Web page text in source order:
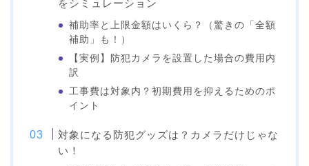
をシミュレーション
補助率と上限金額はいくら？（驚きの「全額
補助」も！）
【実例】防犯カメラを設置した場合の費用内
訳
工事費は対象内？初期費用を抑えるためのポ
イント
対象になる防犯グッズは？カメラだけじゃな
い！